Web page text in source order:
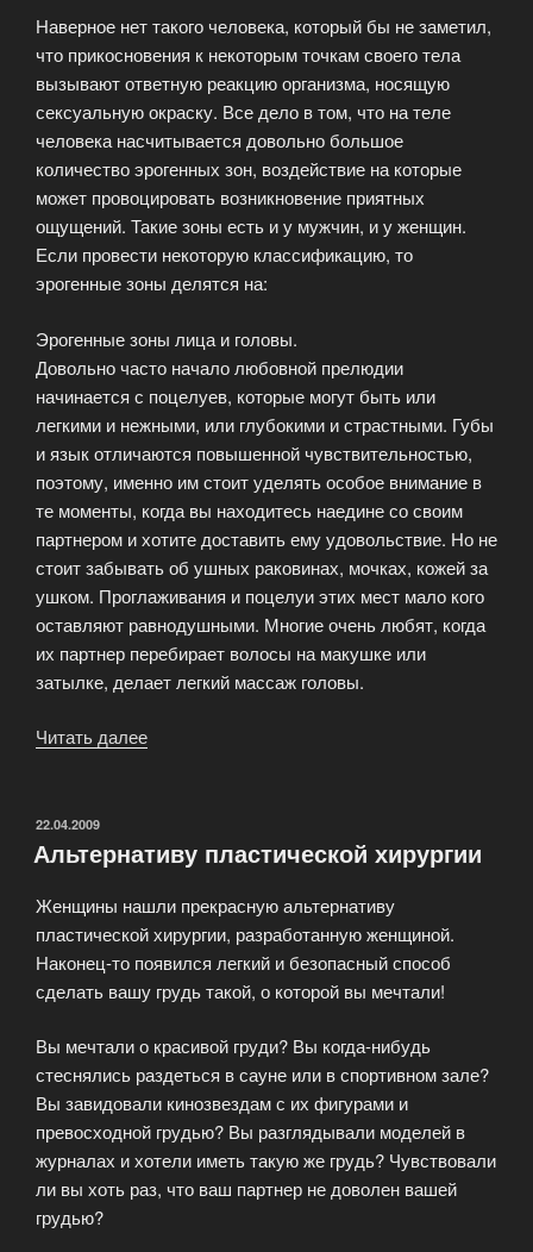
свидании?»
Наверное нет такого человека, который бы не заметил,
что прикосновения к некоторым точкам своего тела
вызывают ответную реакцию организма, носящую
сексуальную окраску. Все дело в том, что на теле
человека насчитывается довольно большое
количество эрогенных зон, воздействие на которые
может провоцировать возникновение приятных
ощущений. Такие зоны есть и у мужчин, и у женщин.
Если провести некоторую классификацию, то
эрогенные зоны делятся на:
Эрогенные зоны лица и головы.
Довольно часто начало любовной прелюдии
начинается с поцелуев, которые могут быть или
легкими и нежными, или глубокими и страстными. Губы
и язык отличаются повышенной чувствительностью,
поэтому, именно им стоит уделять особое внимание в
те моменты, когда вы находитесь наедине со своим
партнером и хотите доставить ему удовольствие. Но не
стоит забывать об ушных раковинах, мочках, кожей за
ушком. Проглаживания и поцелуи этих мест мало кого
оставляют равнодушными. Многие очень любят, когда
их партнер перебирает волосы на макушке или
затылке, делает легкий массаж головы.
Читать далее
ОПУБЛИКОВАНО
22.04.2009
Альтернативу пластической хирургии
Женщины нашли прекрасную альтернативу
пластической хирургии, разработанную женщиной.
Наконец-то появился легкий и безопасный способ
сделать вашу грудь такой, о которой вы мечтали!
Вы мечтали о красивой груди? Вы когда-нибудь
стеснялись раздеться в сауне или в спортивном зале?
Вы завидовали кинозвездам с их фигурами и
превосходной грудью? Вы разглядывали моделей в
журналах и хотели иметь такую же грудь? Чувствовали
ли вы хоть раз, что ваш партнер не доволен вашей
грудью?